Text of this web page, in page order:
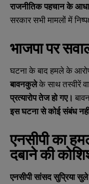
राजनीतिक पहचान के
सरकार सभी मामलों में
भाजपा पर
घटना के बाद हमले के
बावनकुलेके साथ तस्वीरें
प्रत्यारोप तेज हो गए।
इस घटना से कोई संबंध
एनसीपी का
दबाने की
एनसीपी सांसद सुप्रिया सुले